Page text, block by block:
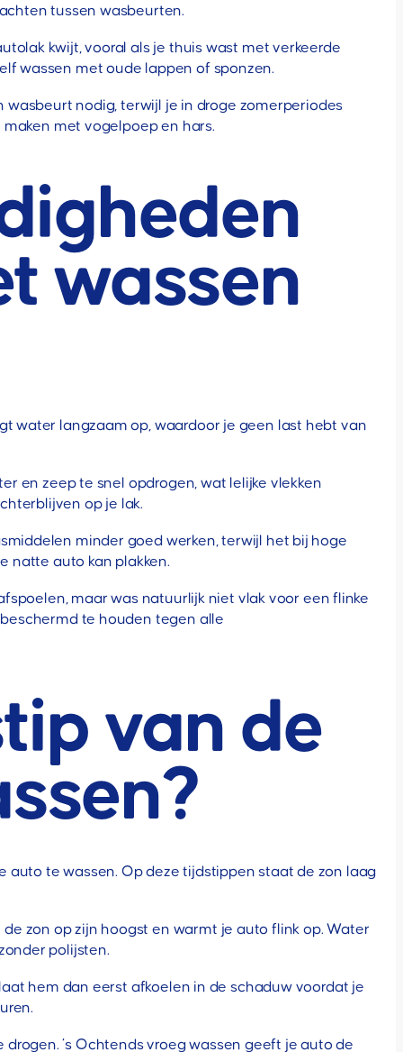
tussen wasbeurten.
kwijt, vooral als je thuis wast met verkeerde
wassen met oude lappen of sponzen.
wasbeurt nodig, terwijl je in droge zomerperiodes
met vogelpoep en hars.
wassen
water langzaam op, waardoor je geen last hebt van
en zeep te snel opdrogen, wat lelijke vlekken
op je lak.
minder goed werken, terwijl het bij hoge
natte auto kan plakken.
maar was natuurlijk niet vlak voor een flinke
te houden tegen alle
van de
te wassen. Op deze tijdstippen staat de zon laag
zon op zijn hoogst en warmt je auto flink op. Water
polijsten.
hem dan eerst afkoelen in de schaduw voordat je
’s Ochtends vroeg wassen geeft je auto de